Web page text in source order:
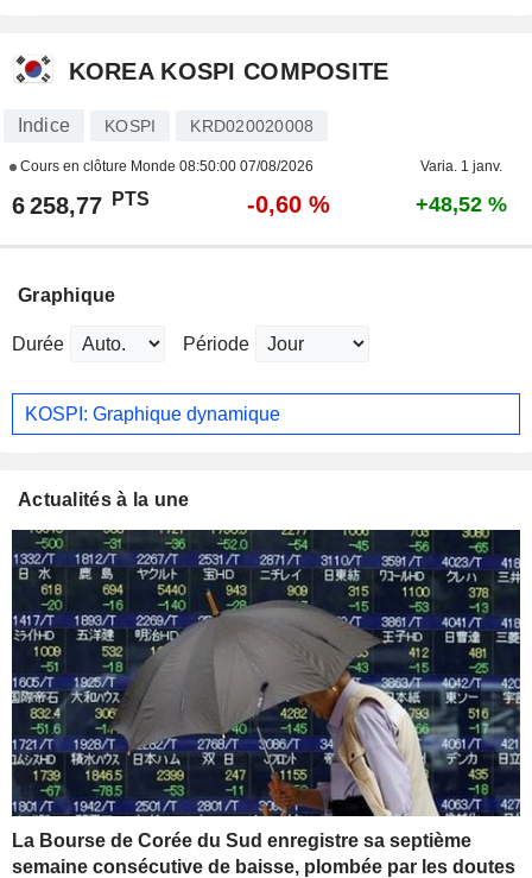
KOREA KOSPI COMPOSITE
Indice KOSPI KRD020020008
Cours en clôture Monde 08:50:00 07/08/2026 Varia. 1 janv.
6 258,77 PTS -0,60 % +48,52 %
Graphique
Durée Période
KOSPI: Graphique dynamique
Actualités à la une
La Bourse de Corée du Sud enregistre sa septième
semaine consécutive de baisse, plombée par les doutes